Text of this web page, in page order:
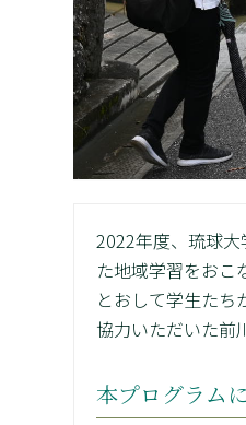
2022年度、琉球
た地域学習をおこ
とおして学生た
協力いただいた前
本プログラム